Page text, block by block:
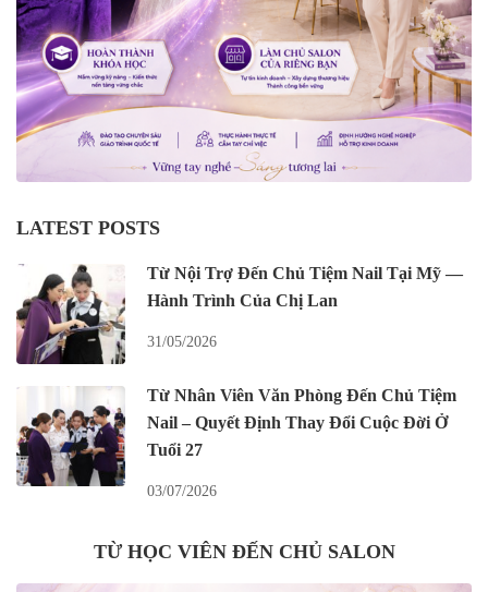
LATEST POSTS
Từ Nội Trợ Đến Chủ Tiệm Nail Tại Mỹ —
Hành Trình Của Chị Lan
31/05/2026
Từ Nhân Viên Văn Phòng Đến Chủ Tiệm
Nail – Quyết Định Thay Đổi Cuộc Đời Ở
Tuổi 27
03/07/2026
TỪ HỌC VIÊN ĐẾN CHỦ SALON